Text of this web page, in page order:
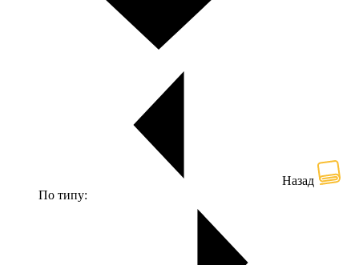
Назад
По типу: